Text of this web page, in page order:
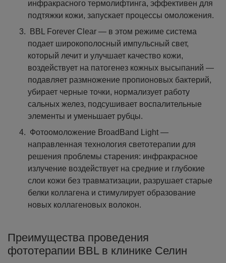
инфракрасного термолифтинга, эффективен для
подтяжки кожи, запускает процессы омоложения.
BBL Forever Clear — в этом режиме система
подает широкополосный импульсный свет,
который лечит и улучшает качество кожи,
воздействует на патогенез кожных высыпаний —
подавляет размножение пропионовых бактерий,
убирает черные точки, нормализует работу
сальных желез, подсушивает воспалительные
элементы и уменьшает рубцы.
Фотоомоложение BroadBand Light —
направленная технология светотерапии для
решения проблемы старения: инфракрасное
излучение воздействует на средние и глубокие
слои кожи без травматизации, разрушает старые
белки коллагена и стимулирует образование
новых коллагеновых волокон.
Преимущества проведения
фототерапии BBL в клинике Селин